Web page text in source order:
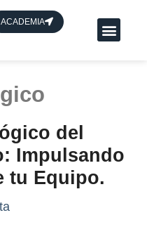
ACADEMIA
del
Impulsando
tu Equipo.